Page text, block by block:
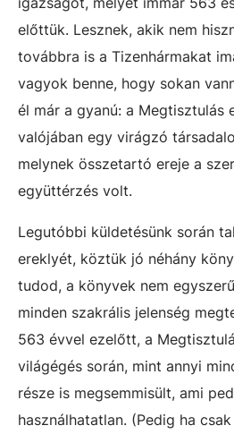
előttük. Lesznek, akik nem
továbbra is a Tizenhármakat
vagyok benne, hogy sokan
él már a gyanú: a Megtisztulás
valójában egy virágzó
melynek összetartó ereje a
együttérzés volt.
Legutóbbi küldetésünk során
ereklyét, köztük jó néhány
tudod, a könyvek nem
minden szakrális jelenség
563 évvel ezelőtt, a
világégés során, mint annyi
része is megsemmisült, ami
használhatatlan. (Pedig ha